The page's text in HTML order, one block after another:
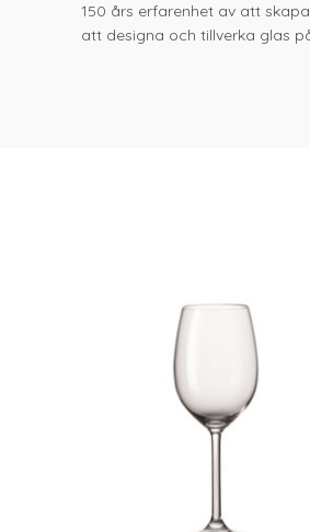
150 års erfarenhet av att
att designa och tillverka glas